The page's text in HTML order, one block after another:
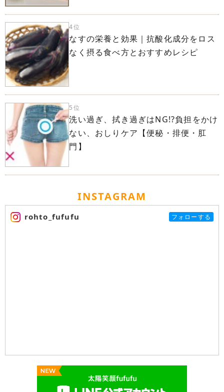
4位
なすの栄養と効果｜抗酸化成分をロス
なく摂る食べ方とおすすめレシピ
5位
洗い過ぎ、拭き過ぎはNG!?負担をかけ
ない、おしりケア【便秘・排便・肛
門】
INSTAGRAM
rohto_fufufu フォローする